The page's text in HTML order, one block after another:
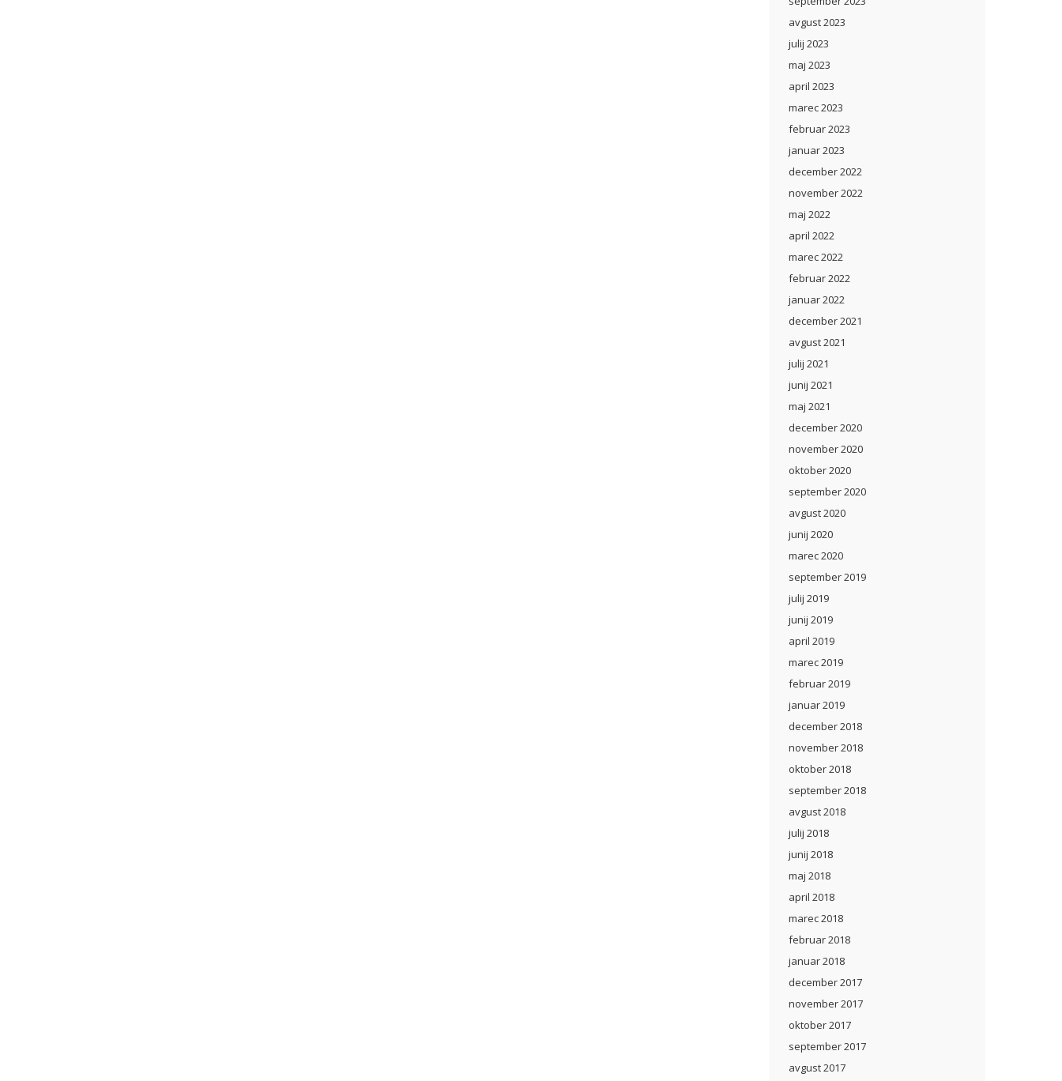
avgust 2023
julij 2023
maj 2023
april 2023
marec 2023
februar 2023
januar 2023
december 2022
november 2022
maj 2022
april 2022
marec 2022
februar 2022
januar 2022
december 2021
avgust 2021
julij 2021
junij 2021
maj 2021
december 2020
november 2020
oktober 2020
september 2020
avgust 2020
junij 2020
marec 2020
september 2019
julij 2019
junij 2019
april 2019
marec 2019
februar 2019
januar 2019
december 2018
november 2018
oktober 2018
september 2018
avgust 2018
julij 2018
junij 2018
maj 2018
april 2018
marec 2018
februar 2018
januar 2018
december 2017
november 2017
oktober 2017
september 2017
avgust 2017